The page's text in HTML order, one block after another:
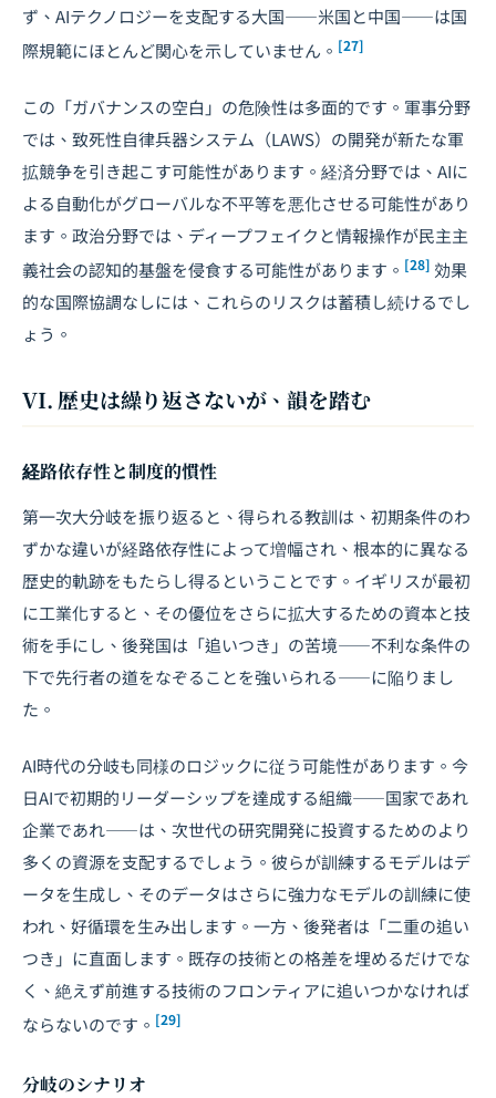
ず、AIテクノロジーを支配する大国――米国と中国――は国
際規範にほとんど関心を示していません。 [27]
この「ガバナンスの空白」の危険性は多面的です。軍事分野
では、致死性自律兵器システム（LAWS）の開発が新たな軍
拡競争を引き起こす可能性があります。経済分野では、AIに
よる自動化がグローバルな不平等を悪化させる可能性があり
ます。政治分野では、ディープフェイクと情報操作が民主主
義社会の認知的基盤を侵食する可能性があります。 [28] 効果
的な国際協調なしには、これらのリスクは蓄積し続けるでし
ょう。
VI. 歴史は繰り返さないが、韻を踏む
経路依存性と制度的慣性
第一次大分岐を振り返ると、得られる教訓は、初期条件のわ
ずかな違いが経路依存性によって増幅され、根本的に異なる
歴史的軌跡をもたらし得るということです。イギリスが最初
に工業化すると、その優位をさらに拡大するための資本と技
術を手にし、後発国は「追いつき」の苦境――不利な条件の
下で先行者の道をなぞることを強いられる――に陥りまし
た。
AI時代の分岐も同様のロジックに従う可能性があります。今
日AIで初期的リーダーシップを達成する組織――国家であれ
企業であれ――は、次世代の研究開発に投資するためのより
多くの資源を支配するでしょう。彼らが訓練するモデルはデ
ータを生成し、そのデータはさらに強力なモデルの訓練に使
われ、好循環を生み出します。一方、後発者は「二重の追い
つき」に直面します。既存の技術との格差を埋めるだけでな
く、絶えず前進する技術のフロンティアに追いつかなければ
ならないのです。 [29]
分岐のシナリオ